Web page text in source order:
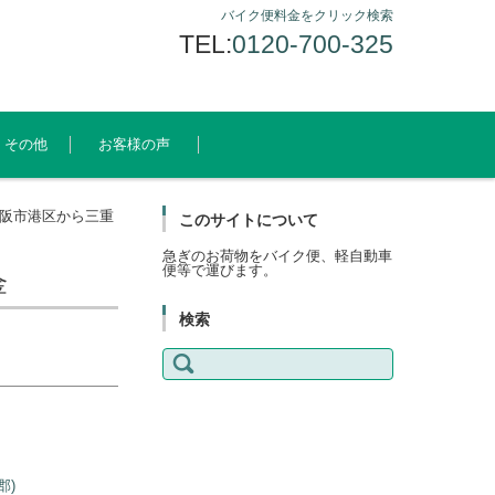
バイク便料金をクリック検索
TEL:0120-700-325
その他 お客様の声
市港区から三重
)
このサイトについて
急ぎのお荷物をバイク便、軽自動車
便等で運びます。
検索
検
索: